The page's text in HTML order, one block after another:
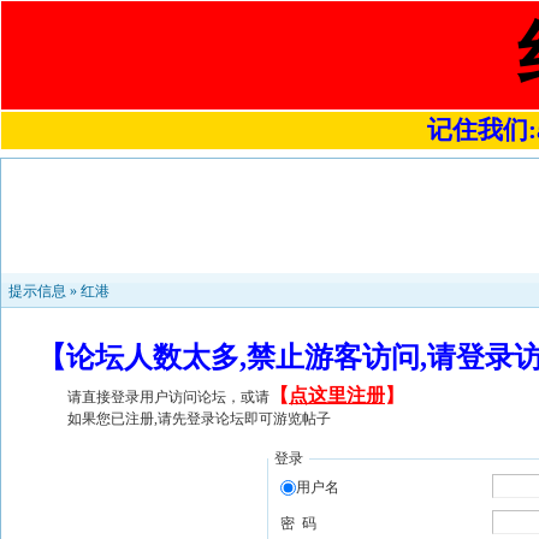
记住我们
提示信息 » 红港
【论坛人数太多,禁止游客访问,请登
请直接登录用户访问论坛，或请 【 点这里注册】
如果您已注册,请先登录论坛即可游览帖子
登录
用户名
密 码